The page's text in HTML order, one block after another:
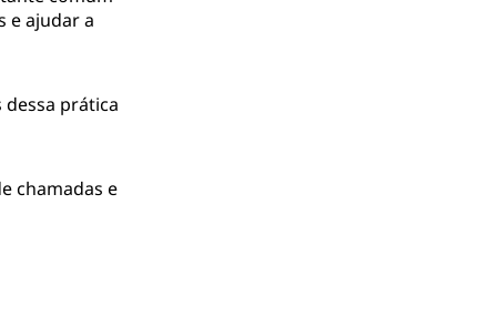
e ajudar a
prática
chamadas e